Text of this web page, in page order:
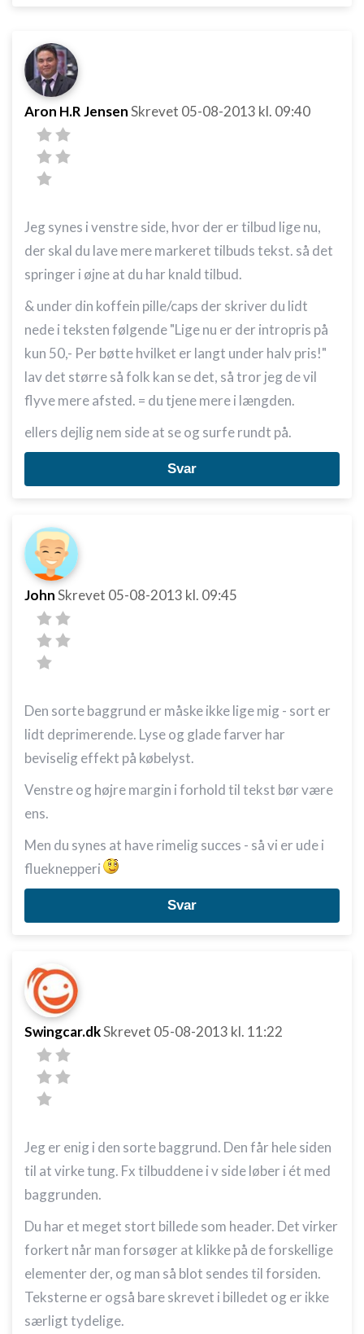
Aron H.R JensenSkrevet 05-08-2013 kl. 09:40
Jeg synes i venstre side, hvor der er tilbud lige nu,
der skal du lave mere markeret tilbuds tekst. så det
springer i øjne at du har knald tilbud.
& under din koffein pille/caps der skriver du lidt
nede i teksten følgende "Lige nu er der intropris på
kun 50,- Per bøtte hvilket er langt under halv pris!"
lav det større så folk kan se det, så tror jeg de vil
flyve mere afsted. = du tjene mere i længden.
ellers dejlig nem side at se og surfe rundt på.
Svar
JohnSkrevet 05-08-2013 kl. 09:45
Den sorte baggrund er måske ikke lige mig - sort er
lidt deprimerende. Lyse og glade farver har
beviselig effekt på købelyst.
Venstre og højre margin i forhold til tekst bør være
ens.
Men du synes at have rimelig succes - så vi er ude i
flueknepperi
Svar
Swingcar.dkSkrevet 05-08-2013 kl. 11:22
Jeg er enig i den sorte baggrund. Den får hele siden
til at virke tung. Fx tilbuddene i v side løber i ét med
baggrunden.
Du har et meget stort billede som header. Det virker
forkert når man forsøger at klikke på de forskellige
elementer der, og man så blot sendes til forsiden.
Teksterne er også bare skrevet i billedet og er ikke
særligt tydelige.